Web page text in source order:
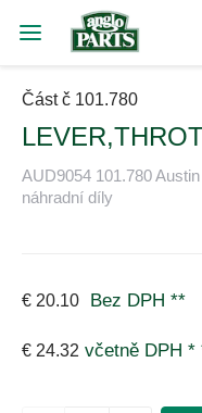
Část č 101.780
AUD9054 101.780
náhradní díly
€ 20.10 Bez DPH **
€ 24.32 včetně DPH *